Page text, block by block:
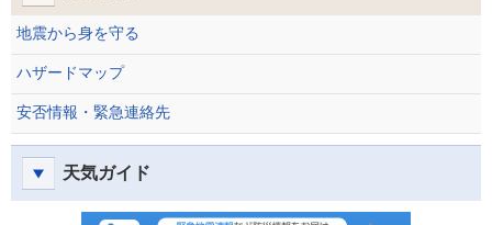
地震から身を守る
ハザードマップ
安否情報・緊急連絡先
天気ガイド